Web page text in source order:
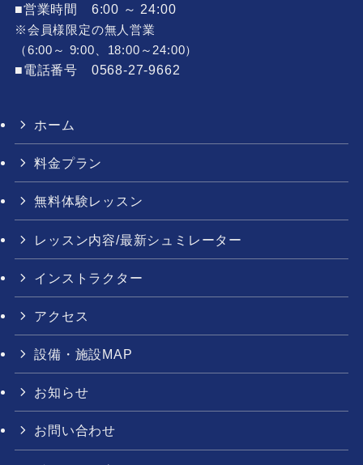
■営業時間 6:00 ～ 24:00
※会員様限定の無人営業
（6:00～ 9:00、18:00～24:00）
■電話番号 0568-27-9662
ホーム
料金プラン
無料体験レッスン
レッスン内容/最新シュミレーター
インストラクター
アクセス
設備・施設MAP
お知らせ
お問い合わせ